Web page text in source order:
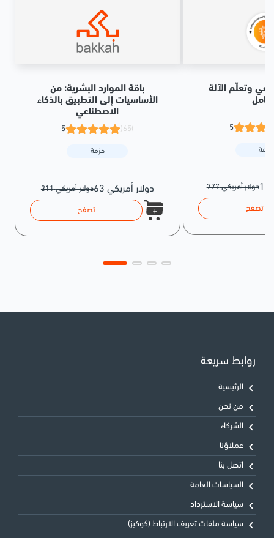
باقة الموارد البشرية: من
الأساسيات إلى التطبيق بالذكاء
الاصطناعي
5 (65)
حزمة
311 دولار أمريكي 63 دولار أمريكي
تصفح
وتعلّم الآلة
5
حزمة
777 دولار أمريكي
تصفح
روابط سريعة
الرئيسية
من نحن
الشركاء
عملاؤنا
اتصل بنا
السياسات العامة
سياسة الاسترداد
سياسة ملفات تعريف الارتباط (كوكيز)